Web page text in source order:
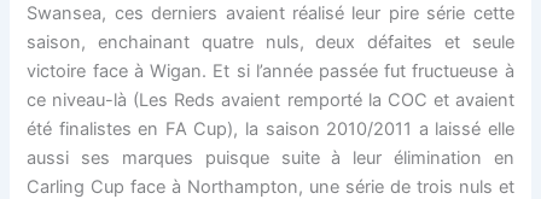
Swansea, ces derniers avaient réalisé leur pire série cette
saison, enchainant quatre nuls, deux défaites et seule
victoire face à Wigan. Et si l’année passée fut fructueuse à
ce niveau-là (Les Reds avaient remporté la COC et avaient
été finalistes en FA Cup), la saison 2010/2011 a laissé elle
aussi ses marques puisque suite à leur élimination en
Carling Cup face à Northampton, une série de trois nuls et